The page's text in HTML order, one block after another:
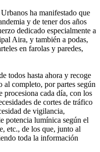
ha manifestado que
y de tener dos años
dedicado especialmente a
Aira, y también a podas,
en farolas y paredes,
todos hasta ahora y recoge
al completo, por partes según
procesiona cada día, con los
de cortes de tráfico
de vigilancia,
potencia lumínica según el
etc., de los que, junto al
toda la información